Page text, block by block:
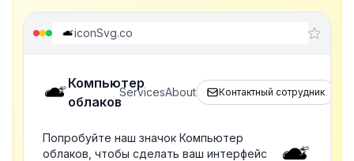
iconSvg.co
Компьютер
облаков
ServicesAbout Контактный сотрудник
Попробуйте наш значок Компьютер
облаков, чтобы сделать ваш интерфейс